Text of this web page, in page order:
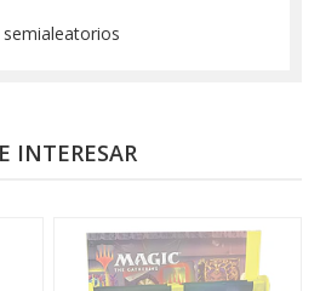
INTERESAR